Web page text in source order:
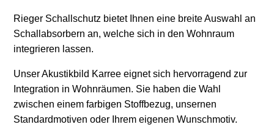
Rieger Schallschutz bietet Ihnen eine breite Auswahl an
Schallabsorbern an, welche sich in den Wohnraum
integrieren lassen.
Unser Akustikbild Karree eignet sich hervorragend zur
Integration in Wohnräumen. Sie haben die Wahl
zwischen einem farbigen Stoffbezug, unsernen
Standardmotiven oder Ihrem eigenen Wunschmotiv.